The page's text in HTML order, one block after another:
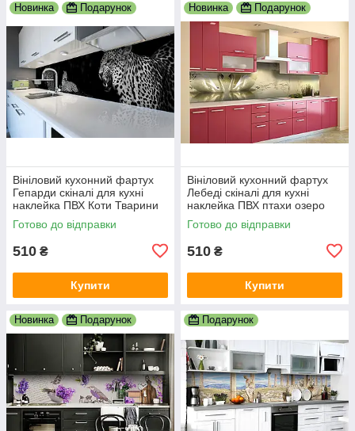
Новинка Подарунок
Вініловий кухонний фартух
Гепарди скіналі для кухні
наклейка ПВХ Коти Тварини
Чорний 600х2000 мм
Готово до відправки
510 ₴
Купити
Новинка Подарунок
Вініловий кухонний фартух
Лебеді скіналі для кухні
наклейка ПВХ птахи озеро
світанок Бежевий 600х2000
мм
Готово до відправки
510 ₴
Купити
Новинка Подарунок Подарунок